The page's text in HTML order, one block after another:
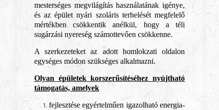
mesterséges megvilágítás használatának igénye,
és az épület nyári szoláris terhelését megfelelő
mértékben csökkentik anélkül, hogy a téli
sugárzási nyereség számottevően csökkenne.
A szerkezeteket az adott homlokzati oldalon
egységes módon szükséges alkalmazni.
Olyan épületek korszerűsítéséhez nyújtható
támogatás, amelyek
fejlesztése egyértelműen igazolható energia-